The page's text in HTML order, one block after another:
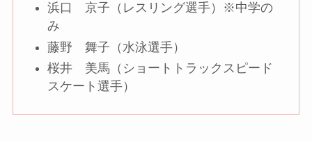
浜口 京子（レスリング選手）※中学の
み
藤野 舞子（水泳選手）
桜井 美馬（ショートトラックスピード
スケート選手）